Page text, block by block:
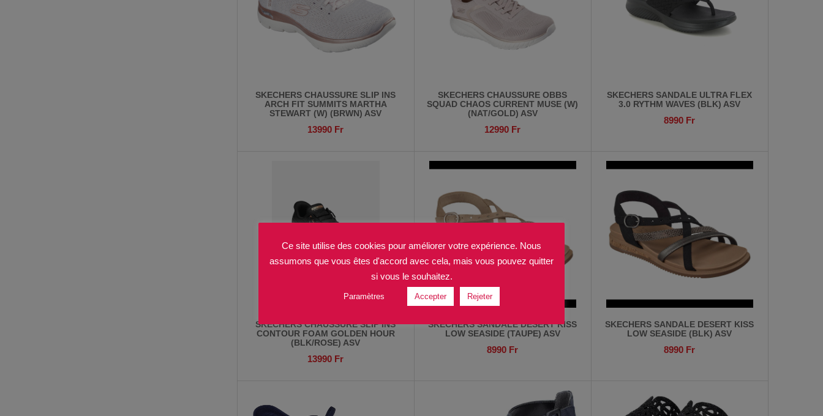
SKECHERS CHAUSSURE SLIP INS
ARCH FIT SUMMITS MARTHA
STEWART (W) (BRWN) ASV
13990 Fr
SKECHERS CHAUSSURE OBBS
SQUAD CHAOS CURRENT MUSE (W)
(NAT/GOLD) ASV
12990 Fr
SKECHERS SANDALE ULTRA FLEX
3.0 RYTHM WAVES (BLK) ASV
8990 Fr
SKECHERS CHAUSSURE SLIP INS
CONTOUR FOAM GOLDEN HOUR
(BLK/ROSE) ASV
13990 Fr
SKECHERS SANDALE DESERT KISS
LOW SEASIDE (TAUPE) ASV
8990 Fr
SKECHERS SANDALE DESERT KISS
LOW SEASIDE (BLK) ASV
8990 Fr
Ce site utilise des cookies pour améliorer votre expérience. Nous
assumons que vous êtes d'accord avec cela, mais vous pouvez quitter
si vous le souhaitez.
Paramètres Accepter Rejeter